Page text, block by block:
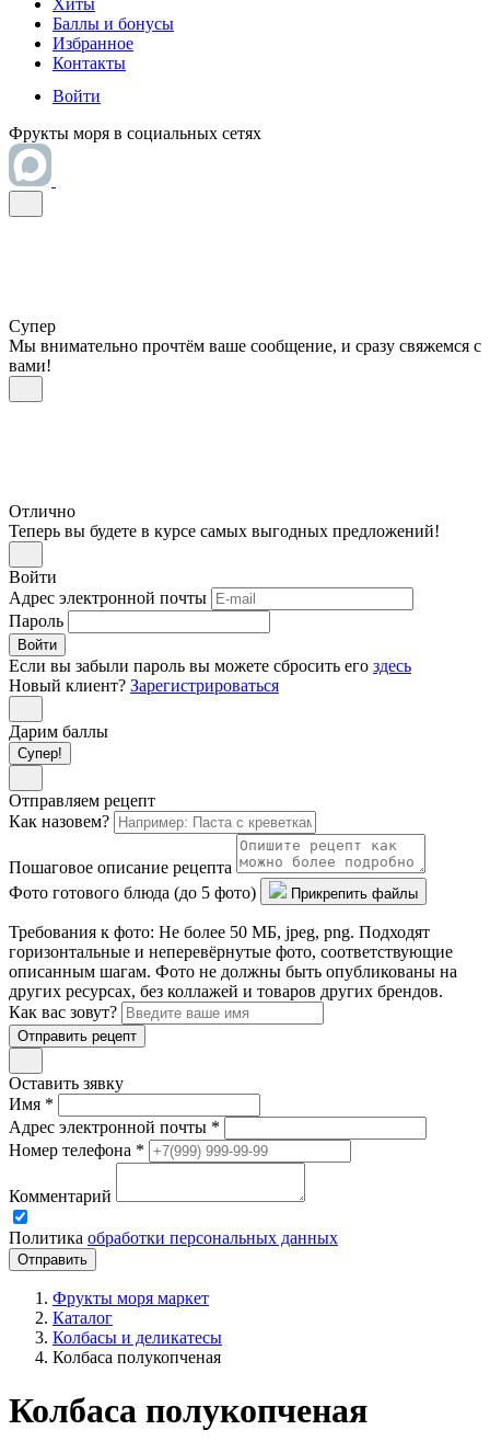
Хиты
Баллы и бонусы
Избранное
Контакты
Войти
Фрукты моря в социальных сетях
Супер
Мы внимательно прочтём ваше сообщение, и сразу свяжемся с
вами!
Отлично
Теперь вы будете в курсе самых выгодных предложений!
Войти
Адрес электронной почты
Пароль
Войти
Если вы забыли пароль вы можете сбросить его здесь
Новый клиент? Зарегистрироваться
Дарим баллы
Супер!
Отправляем рецепт
Как назовем?
Пошаговое описание рецепта
Фото готового блюда (до 5 фото)
Прикрепить файлы
Требования к фото: Не более 50 МБ, jpeg, png. Подходят
горизонтальные и неперевёрнутые фото, соответствующие
описанным шагам. Фото не должны быть опубликованы на
других ресурсах, без коллажей и товаров других брендов.
Как вас зовут?
Отправить рецепт
Оставить зявку
Имя *
Адрес электронной почты *
Номер телефона *
Комментарий
Политика обработки персональных данных
Фрукты моря маркет
Каталог
Колбасы и деликатесы
Колбаса полукопченая
Колбаса полукопченая